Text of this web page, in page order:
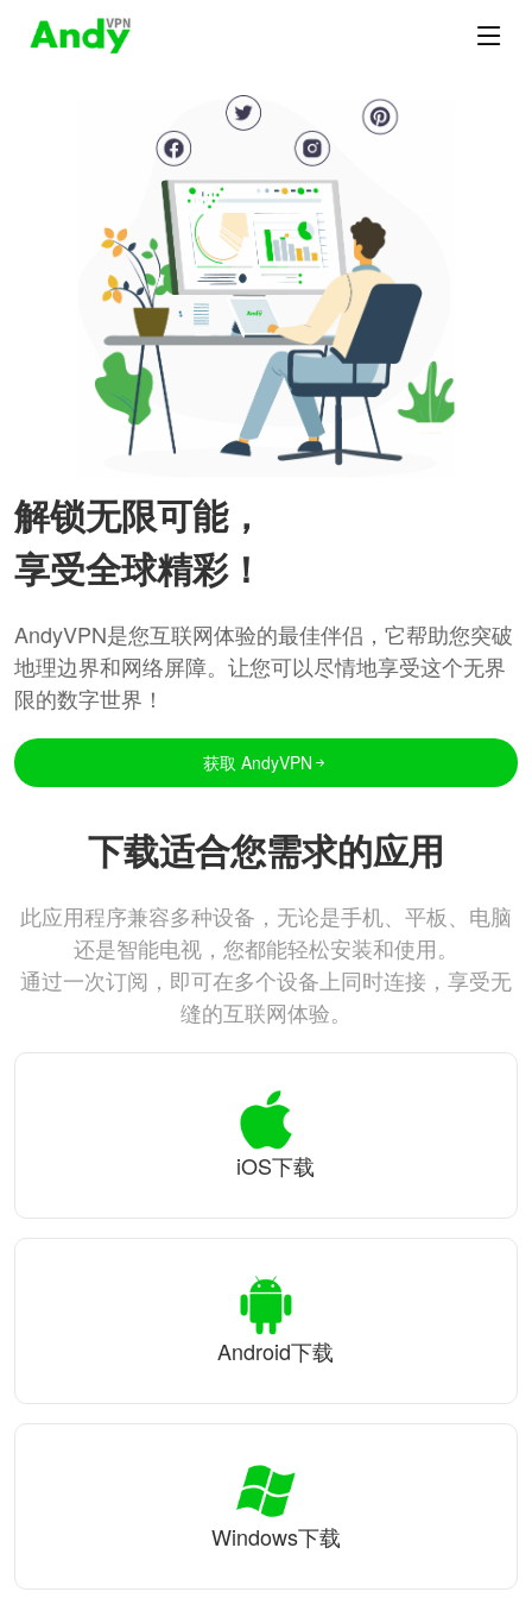
解锁无限可能，
享受全球精彩！
AndyVPN是您互联网体验的最佳伴侣，它帮助您突破
地理边界和网络屏障。让您可以尽情地享受这个无界
限的数字世界！
获取 AndyVPN
下载适合您需求的应用
此应用程序兼容多种设备，无论是手机、平板、电脑
还是智能电视，您都能轻松安装和使用。
通过一次订阅，即可在多个设备上同时连接，享受无
缝的互联网体验。
iOS下载
Android下载
Windows下载